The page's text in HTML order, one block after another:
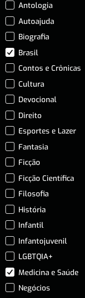
Antologia
Autoajuda
Biografia
Brasil
Contos e Crônicas
Cultura
Devocional
Direito
Esportes e Lazer
Fantasia
Ficção
Ficção Científica
Filosofia
História
Infantil
Infantojuvenil
LGBTQIA+
Medicina e Saúde
Negócios